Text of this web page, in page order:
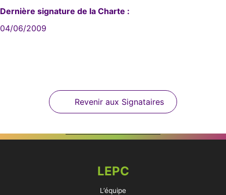
Dernière signature de la Charte :
04/06/2009
Revenir aux Signataires
LEPC
L’équipe